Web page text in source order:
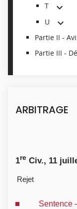
T
U
Partie II -
Partie III -
ARBITRAGE
1re Civ., 11
Rejet
Sentence